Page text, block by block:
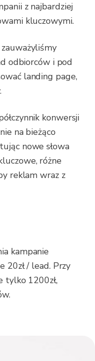
z najbardziej
kluczowymi.
odbiorców i pod
landing page,
konwersji
na bieżąco
nowe słowa
różne
reklam wraz z
kampanie
20zł / lead. Przy
tylko 1200zł,